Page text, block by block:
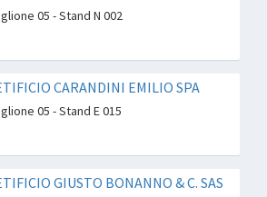
05 - Stand N 002
CARANDINI EMILIO SPA
05 - Stand E 015
GIUSTO BONANNO & C. SAS